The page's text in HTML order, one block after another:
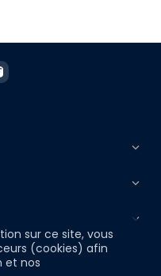
sur ce site, vous
(cookies) afin
et nos


